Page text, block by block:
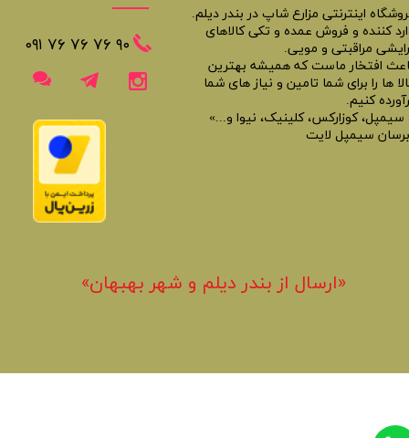
اینترنتی مزارع شاپ در بندر دیلم.
کننده و فروش عمده و تکی کالاهای
مراقبتی و مویی.
افتخار ماست که همیشه بهترین
ها را برای شما تامین و نیاز های شما
کنیم.
سیمپل، کوزارکس، کلینیک، نیوا و...»
سیمپل لایت
​​٩٠ ٧۶ ٧۶ ٧۶ ٠٩١
«​ارسال از بندر دیلم و شهر بهبهان»